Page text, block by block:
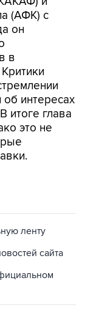
(АФК) с
он
в
интересах
итоге глава
это не
ленту
сайта